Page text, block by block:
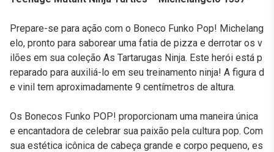
Prepare-se para ação com o Boneco Funko Pop! Michelang
elo, pronto para saborear uma fatia de pizza e derrotar os v
ilões em sua coleção As Tartarugas Ninja. Este herói está p
reparado para auxiliá-lo em seu treinamento ninja! A figura d
e vinil tem aproximadamente 9 centímetros de altura.
Os Bonecos Funko POP! proporcionam uma maneira única
e encantadora de celebrar sua paixão pela cultura pop. Com
sua estética icônica de cabeça grande e corpo pequeno, es